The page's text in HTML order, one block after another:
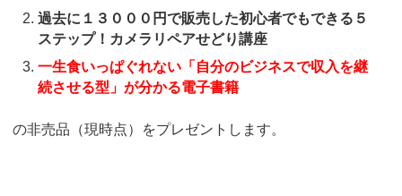
過去に１３０００円で販売した初心者でもできる５
ステップ！カメラリペアせどり講座
一生食いっぱぐれない「自分のビジネスで収入を継
続させる型」が分かる電子書籍
の非売品（現時点）をプレゼントします。